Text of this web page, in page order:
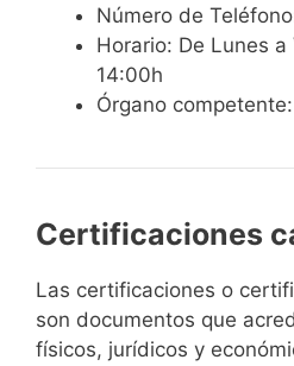
Número de
Horario: De Lunes
14:00h
Órgano
Certificaciones
Las certificaciones o
son documentos que
físicos, jurídicos y